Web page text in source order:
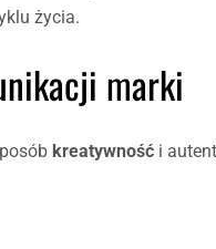
życia.
marki
kreatywność i